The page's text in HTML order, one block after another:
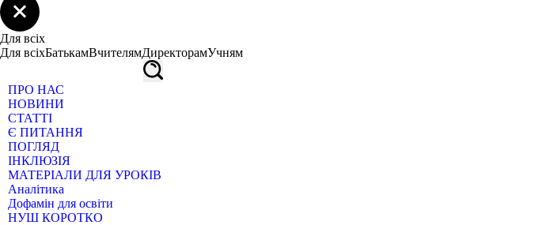
Для всіх
Для всіхБатькамВчителямДиректорамУчням
ПРО НАС
НОВИНИ
СТАТТІ
Є ПИТАННЯ
ПОГЛЯД
ІНКЛЮЗІЯ
МАТЕРІАЛИ ДЛЯ УРОКІВ
Аналітика
Дофамін для освіти
НУШ КОРОТКО